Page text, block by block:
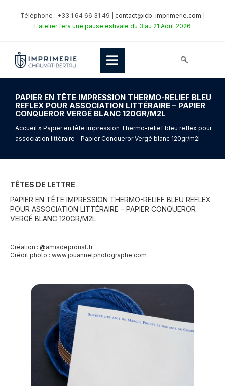
Téléphone : +33 1 64 66 31 49 | contact@icb-imprimerie.com
L'atelier fera une pause estivale du 3 au 21 Aout 2026
PAPIER EN TÊTE IMPRESSION THERMO-RELIEF BLEU
REFLEX POUR ASSOCIATION LITTÉRAIRE – PAPIER
CONQUEROR VERGÉ BLANC 120GR/M2L
Accueil » Papier en tête impression Thermo-relief bleu reflex pour
association littéraire – Papier Conqueror Vergé blanc 120gr/m2l
TÊTES DE LETTRE
PAPIER EN TÊTE IMPRESSION THERMO-RELIEF BLEU REFLEX
POUR ASSOCIATION LITTÉRAIRE – PAPIER CONQUEROR
VERGÉ BLANC 120GR/M2L
Création : @amisdeproust.fr
Crédit photo : www.jouannetphotographe.com